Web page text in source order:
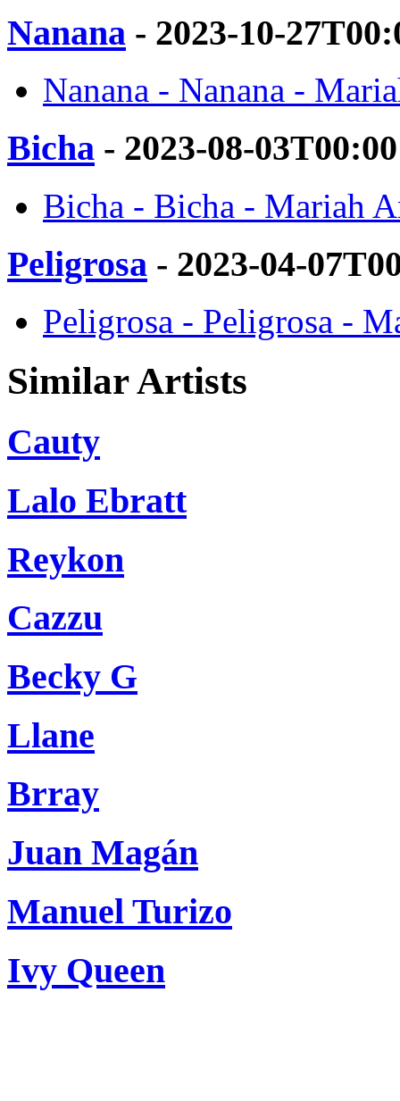
Nanana - 2023-10-
Nanana - Nanana -
Bicha - 2023-08-
Bicha - Bicha - Mariah
Peligrosa - 2023-04-
Peligrosa - Peligrosa -
Similar Artists
Cauty
Lalo Ebratt
Reykon
Cazzu
Becky G
Llane
Brray
Juan Magán
Manuel Turizo
Ivy Queen